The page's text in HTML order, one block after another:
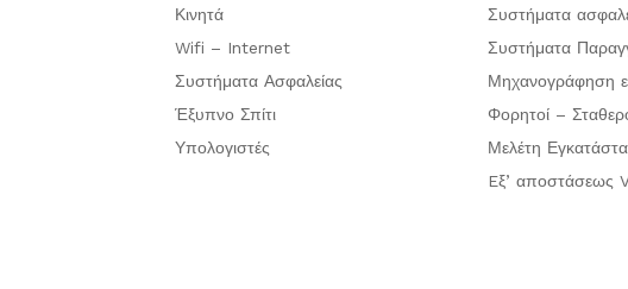
Κινητά
Wifi – Internet
Συστήματα Ασφαλείας
Έξυπνο Σπίτι
Υπολογιστές
Συστήματα
Συστήματα
Μηχανογράφηση
Φορητοί –
Μελέτη
Eξ’ αποστάσεως